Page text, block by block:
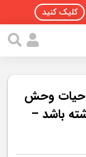
کلیک کنید
حیات وحش
باشد –